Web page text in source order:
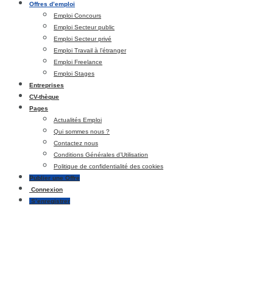
Offres d’emploi
Emploi Concours
Emploi Secteur public
Emploi Secteur privé
Emploi Travail à l’étranger
Emploi Freelance
Emploi Stages
Entreprises
CV-thèque
Pages
Actualités Emploi
Qui sommes nous ?
Contactez nous
Conditions Générales d’Utilisation
Politique de confidentialité des cookies
Publier une Offre
Connexion
S’enregistrer